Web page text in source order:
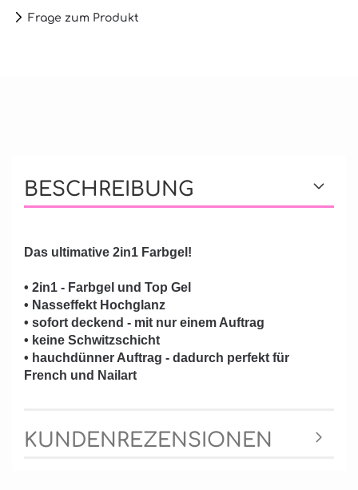
Frage zum Produkt
BESCHREIBUNG
Das ultimative 2in1 Farbgel!
• 2in1 - Farbgel und Top Gel
• Nasseffekt Hochglanz
• sofort deckend - mit nur einem Auftrag
• keine Schwitzschicht
• hauchdünner Auftrag - dadurch perfekt für
French und Nailart
KUNDENREZENSIONEN